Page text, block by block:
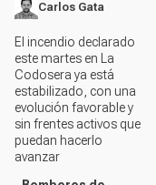
Carlos Gata
El incendio declarado
este martes en La
Codosera ya está
estabilizado, con una
evolución favorable y
sin frentes activos que
puedan hacerlo
avanzar